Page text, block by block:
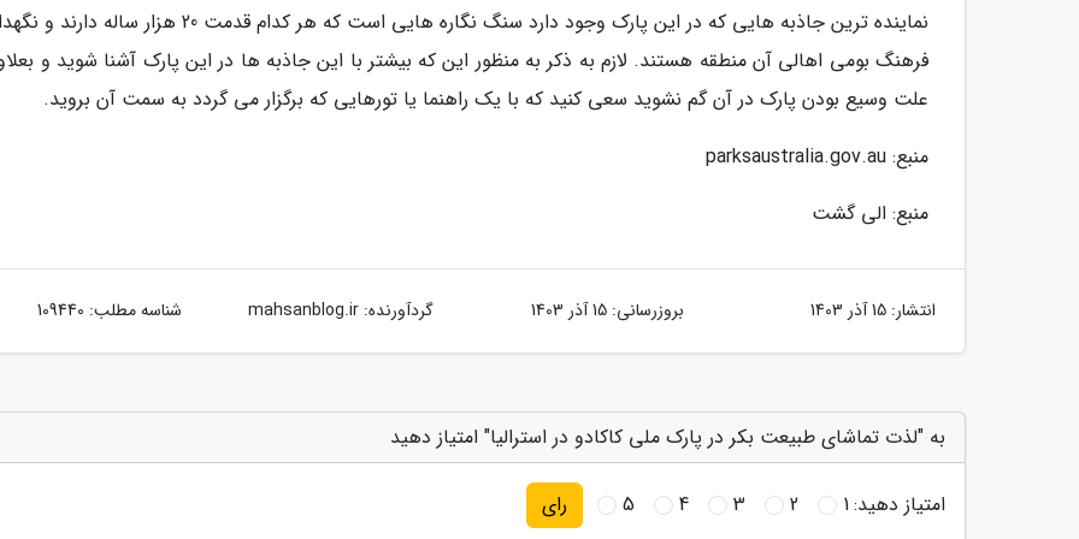
نماینده ترین جاذبه هایی که در این پارک وجود دارد سنگ نگاره هایی است که هر کدام قدمت 20 هزار
فرهنگ بومی اهالی آن منطقه هستند. لازم به ذکر به منظور این که بیشتر با این جاذبه ها در این پارک آشنا شوید و
علت وسیع بودن پارک در آن گم نشوید سعی کنید که با یک راهنما یا تورهایی که برگزار می گردد به سمت آن بروید.
منبع: parksaustralia.gov.au
منبع: الی گشت
انتشار: 15 آذر 1403 بروزرسانی: 15 آذر 1403 گردآورنده:mahsanblog.ir شناسه مطلب: 109440
به "لذت تماشای طبیعت بکر در پارک ملی کاکادو در استرالیا" امتیاز دهید
امتیاز دهید:1
2
3
4
5 رای